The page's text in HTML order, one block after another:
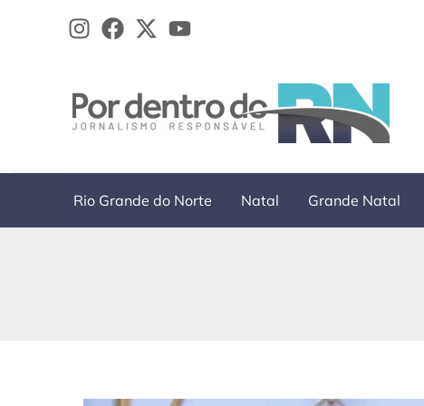
Rio Grande do Norte Natal Grande Natal